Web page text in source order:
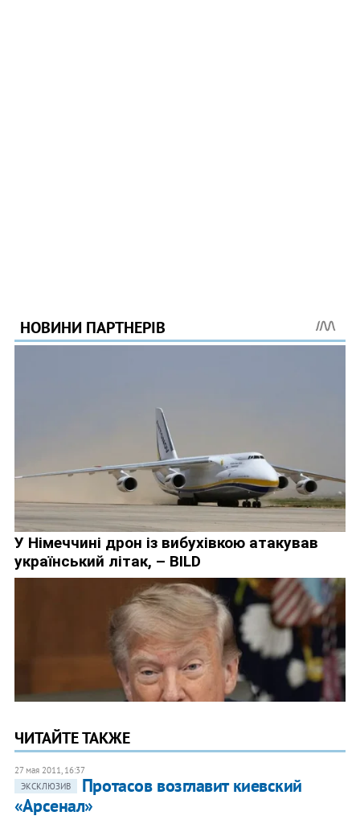
ЧИТАЙТЕ ТАКЖЕ
27 мая 2011, 16:37
ЭКСКЛЮЗИВ
Протасов возглавит киевский
«Арсенал»